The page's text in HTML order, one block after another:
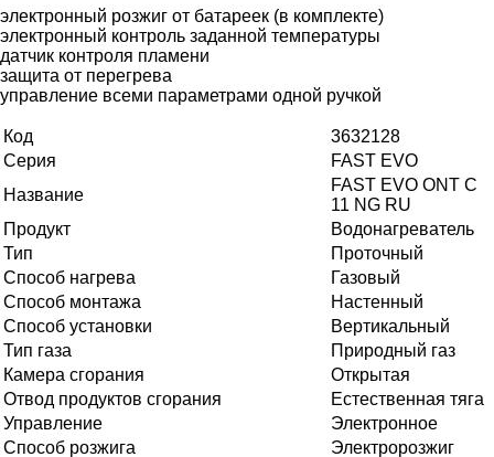
электронный розжиг от батареек (в комплекте)
электронный контроль заданной температуры
датчик контроля пламени
защита от перегрева
управление всеми параметрами одной ручкой
Код
3632128
Серия
FAST EVO
Название
FAST EVO ONT C
11 NG RU
Продукт
Водонагреватель
Тип
Проточный
Способ нагрева
Газовый
Способ монтажа
Настенный
Способ установки
Вертикальный
Тип газа
Природный газ
Камера сгорания
Открытая
Отвод продуктов сгорания
Естественная тяга
Управление
Электронное
Способ розжига
Электророзжиг